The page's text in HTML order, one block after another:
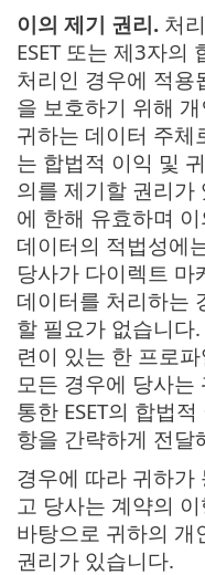
이의 제기 권리. 처
ESET 또는 제3자의
처리인 경우에 적용
을 보호하기 위해
귀하는 데이터 주체
는 합법적 이익 및
의를 제기할 권리가
에 한해 유효하며
데이터의 적법성에
당사가 다이렉트 마
데이터를 처리하는
할 필요가 없습니다
련이 있는 한 프로
모든 경우에 당사
통한 ESET의 합법
항을 간략하게 전달
경우에 따라 귀하가
고 당사는 계약의
바탕으로 귀하의 개
권리가 있습니다.